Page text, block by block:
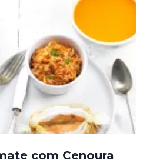
com Cenoura